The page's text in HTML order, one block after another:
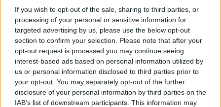
If you wish to opt-out of the sale, sharing to third parties, or
processing of your personal or sensitive information for
targeted advertising by us, please use the below opt-out
section to confirm your selection. Please note that after your
opt-out request is processed you may continue seeing
interest-based ads based on personal information utilized by
us or personal information disclosed to third parties prior to
your opt-out. You may separately opt-out of the further
disclosure of your personal information by third parties on the
IAB’s list of downstream participants. This information may
žaidėjo titulą Ispanijoje.
Susiję straipsniai